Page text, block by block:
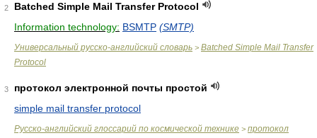
2
Batched Simple Mail Transfer Protocol
Information technology: BSMTP (SMTP)
Универсальный русско-английский словарь > Batched Simple Mail Transfer
Protocol
3
протокол электронной почты простой
simple mail transfer protocol
Русско-английский глоссарий по космической технике > протокол